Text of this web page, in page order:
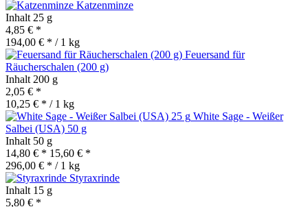
Katzenminze
Inhalt 25 g
4,85 € *
194,00 € * / 1 kg
Feuersand für
Räucherschalen (200 g)
Inhalt 200 g
2,05 € *
10,25 € * / 1 kg
White Sage - Weißer
Salbei (USA) 50 g
Inhalt 50 g
14,80 € * 15,60 € *
296,00 € * / 1 kg
Styraxrinde
Inhalt 15 g
5,80 € *